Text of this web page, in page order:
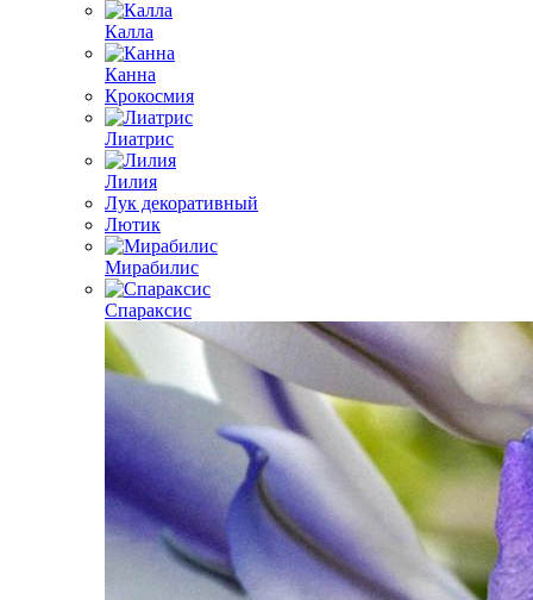
Калла
Канна
Крокосмия
Лиатрис
Лилия
Лук декоративный
Лютик
Мирабилис
Спараксис